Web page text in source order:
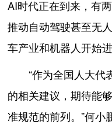
AI时代正在到来，有
推动自动驾驶甚至无
车产业和机器人开始进
“作为全国人大代
的相关建议，期待能
准规范的前列。”何小